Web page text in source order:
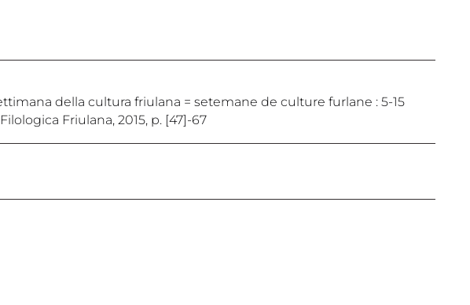
della cultura friulana = setemane de culture furlane : 5-15
Friulana, 2015, p. [47]-67